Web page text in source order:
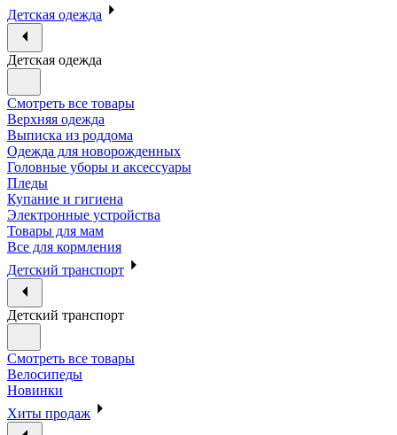
Детская одежда
Детская одежда
Смотреть все товары
Верхняя одежда
Выписка из роддома
Одежда для новорожденных
Головные уборы и аксессуары
Пледы
Купание и гигиена
Электронные устройства
Товары для мам
Все для кормления
Детский транспорт
Детский транспорт
Смотреть все товары
Велосипеды
Новинки
Хиты продаж